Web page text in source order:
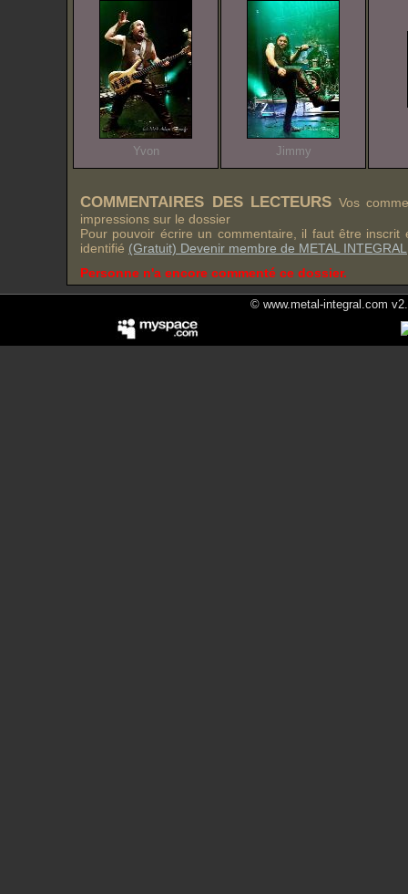
Yvon Jimmy
COMMENTAIRES DES LECTEURS Vos
impressions sur le dossier
Pour pouvoir écrire un commentaire, il faut être
identifié (Gratuit) Devenir membre de METAL INTEGRAL
Personne n'a encore commenté ce dossier.
© www.metal-integral.com